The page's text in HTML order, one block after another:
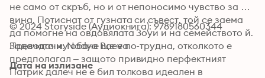
не само от скръб, но и от непоносимо чувство за
вина. Потиснат от гузната си съвест, той се заема
да помогне на овдовялата Зоуи и на семейството й.
Задачата му обаче ще е по-трудна, отколкото е
предполагал – защото привидно перфектният
Патрик далеч не е бил толкова идеален в
© 2024 Storyside (Аудиокнига): 9789180560344
Преводачи: Nadya Baeva
Дата на излизане